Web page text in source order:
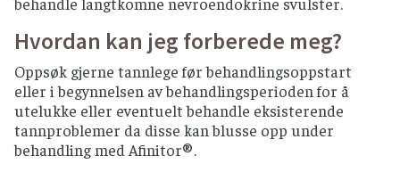
Hvordan kan jeg forberede meg?
Oppsøk gjerne tannlege før behandlingsoppstart
eller i begynnelsen av behandlingsperioden for å
utelukke eller eventuelt behandle eksisterende
tannproblemer da disse kan blusse opp under
behandling med Afinitor®.